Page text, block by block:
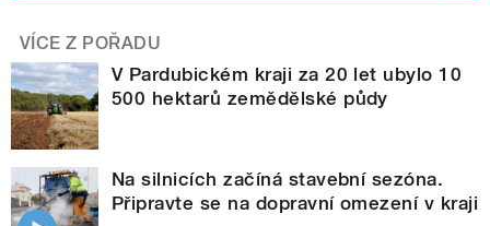
VÍCE Z POŘADU
V Pardubickém kraji za 20 let ubylo 10
500 hektarů zemědělské půdy
Na silnicích začíná stavební sezóna.
Připravte se na dopravní omezení v kraji